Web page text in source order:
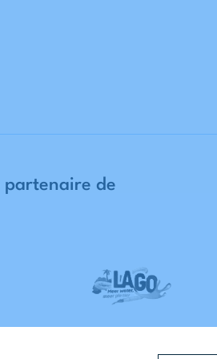
partenaire de